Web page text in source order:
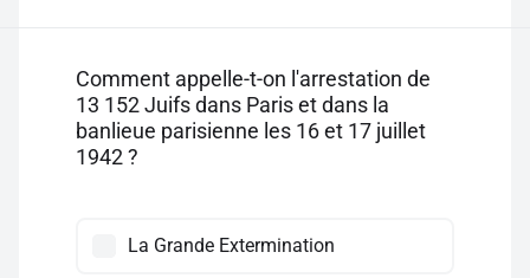
Comment appelle-t-on l'arrestation de
13 152 Juifs dans Paris et dans la
banlieue parisienne les 16 et 17 juillet
1942 ?
La Grande Extermination